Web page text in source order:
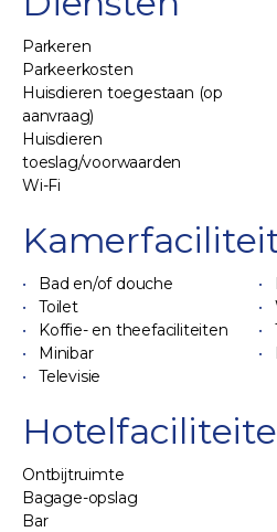
Parkeren
Parkeerkosten
Huisdieren toegestaan (op
aanvraag)
Huisdieren
toeslag/voorwaarden
Wi-Fi
Bad en/of douche
Toilet
Koffie- en theefaciliteiten
Minibar
Televisie
Ontbijtruimte
Bagage-opslag
Bar